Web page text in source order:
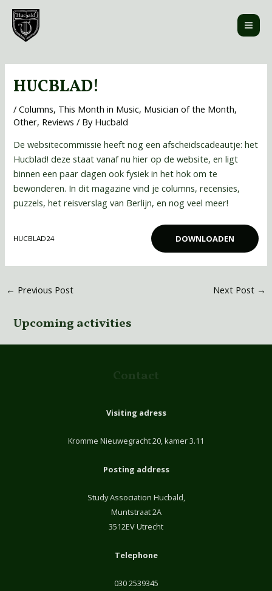
Skip
content
HUCBLAD!
/Columns, This Month in Music, Musician of the Month,
Other, Reviews / By Hucbald
De websitecommissie heeft nog een afscheidscadeautje: het
Hucblad! deze staat vanaf nu hier op de website, en ligt
binnen een paar dagen ook fysiek in het hok om te
bewonderen. In dit magazine vind je columns, recensies,
puzzels, het reisverslag van Berlijn, en nog veel meer!
HUCBLAD24 DOWNLOADEN
← Previous Post Next Post →
Upcoming activities
Contact
Visiting adress
Kromme Nieuwegracht 20, kamer 3.11
Posting address
Study Association Hucbald,
Muntstraat 2A
3512EV Utrecht
Telephone
030 2539345